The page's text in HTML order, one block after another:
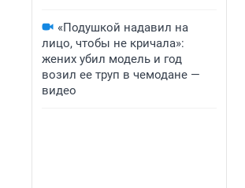
«Подушкой надавил на
лицо, чтобы не кричала»:
жених убил модель и год
возил ее труп в чемодане —
видео